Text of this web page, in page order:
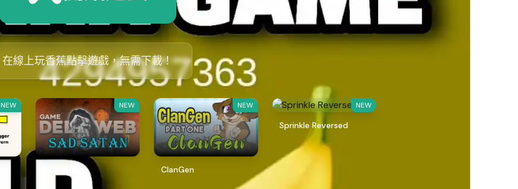
在線上玩香蕉點擊遊戲，無需下載！
NEW NEW NEW
ClanGen
NEW
Sprinkle Reversed